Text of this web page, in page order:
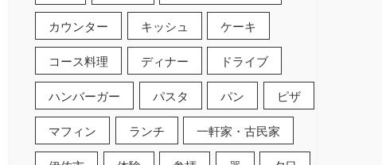
カウンター キッシュ ケーキ
コース料理 ディナー ドライブ
ハンバーガー パスタ パン ピザ
マフィン ランチ 一軒家・古民家